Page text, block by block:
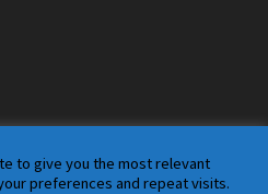
to give you the most relevant
preferences and repeat visits.